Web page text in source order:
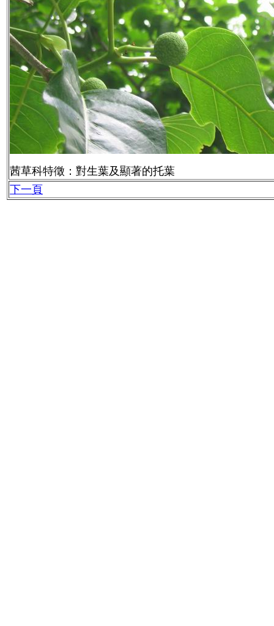
茜草科特徵：對生葉及顯著的托葉
下一頁